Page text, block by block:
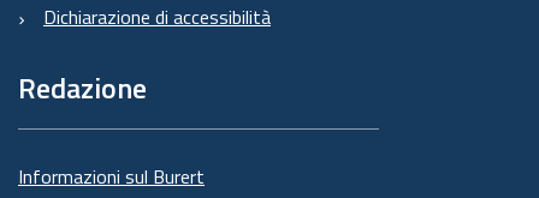
Dichiarazione di accessibilità
Redazione
Informazioni sul Burert